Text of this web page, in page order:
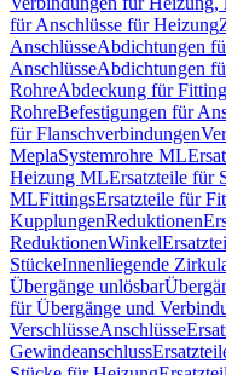
für Anschlüsse für Heizung
AnschlüsseAbdichtungen
AnschlüsseAbdichtungen
RohreAbdeckung für
RohreBefestigungen für
für Flanschverbindungen
MeplaSystemrohre ML
Heizung MLErsatzteile für
MLFittingsErsatzteile für
KupplungenReduktionen
ReduktionenWinkel
StückeInnenliegende
Übergänge unlösbar
für Übergänge und
VerschlüsseAnschlüsse
Gewindeanschluss